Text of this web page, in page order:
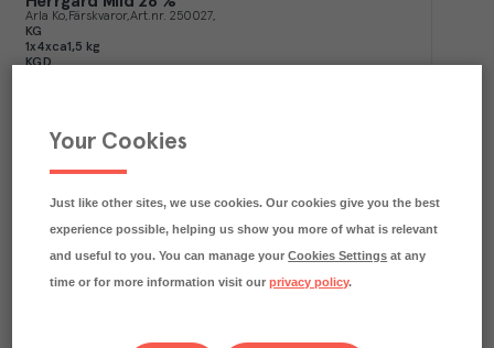
Arla Ko Färskvaror Art.nr. 250027
KG
1x4xca1,5 kg
KGD
Your Cookies
Just like other sites, we use cookies. Our cookies give you the best
experience possible, helping us show you more of what is relevant
and useful to you. You can manage yourCookies Settings at any
time or for more information visit ourprivacy policy.